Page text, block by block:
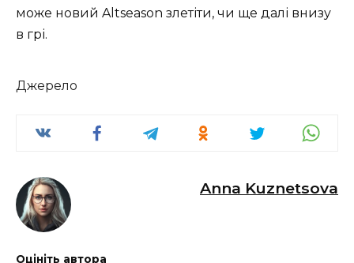
може новий Altseason злетіти, чи ще далі внизу
в грі.
Джерело
Anna Kuznetsova
Оцініть автора